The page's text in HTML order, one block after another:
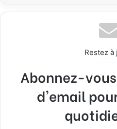
Restez à
Abonnez-
d'email